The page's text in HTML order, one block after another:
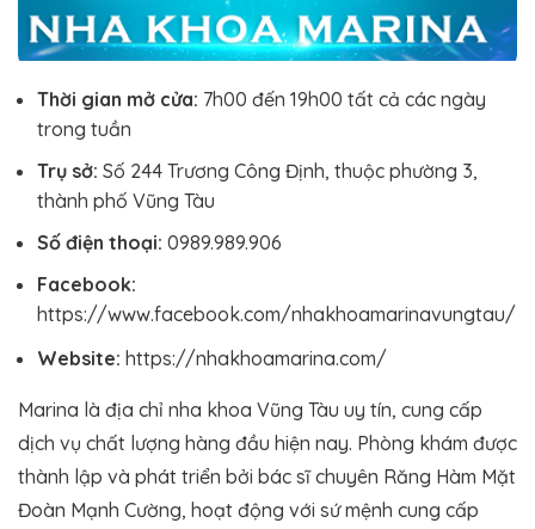
Thời gian mở cửa: 7h00 đến 19h00 tất cả các ngày
trong tuần
Trụ sở: Số 244 Trương Công Định, thuộc phường 3,
thành phố Vũng Tàu
Số điện thoại: 0989.989.906
Facebook:
https://www.facebook.com/nhakhoamarinavungtau/
Website: https://nhakhoamarina.com/
Marina là địa chỉ nha khoa Vũng Tàu uy tín, cung cấp
dịch vụ chất lượng hàng đầu hiện nay. Phòng khám được
thành lập và phát triển bởi bác sĩ chuyên Răng Hàm Mặt
Đoàn Mạnh Cường, hoạt động với sứ mệnh cung cấp